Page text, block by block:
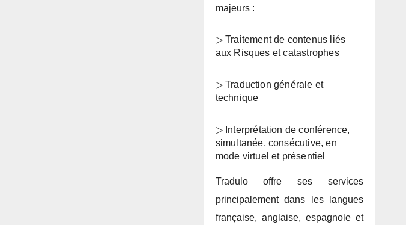
majeurs :
▷ Traitement de contenus liés
aux Risques et catastrophes
▷ Traduction générale et
technique
▷ Interprétation de conférence,
simultanée, consécutive, en
mode virtuel et présentiel
Tradulo offre ses services
principalement dans les langues
française, anglaise, espagnole et